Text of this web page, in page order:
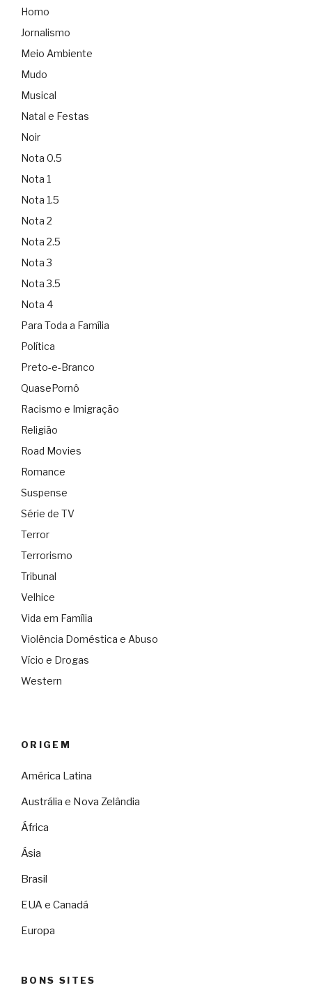
Homo
Jornalismo
Meio Ambiente
Mudo
Musical
Natal e Festas
Noir
Nota 0.5
Nota 1
Nota 1.5
Nota 2
Nota 2.5
Nota 3
Nota 3.5
Nota 4
Para Toda a Família
Política
Preto-e-Branco
QuasePornô
Racismo e Imigração
Religião
Road Movies
Romance
Suspense
Série de TV
Terror
Terrorismo
Tribunal
Velhice
Vida em Família
Violência Doméstica e Abuso
Vício e Drogas
Western
ORIGEM
América Latina
Austrália e Nova Zelândia
África
Ásia
Brasil
EUA e Canadá
Europa
BONS SITES